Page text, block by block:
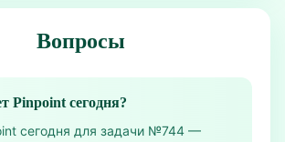
Вопросы
Pinpoint сегодня?
сегодня для задачи №744 —